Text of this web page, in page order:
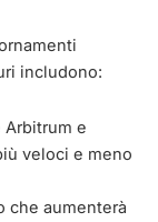
includono:
Arbitrum e
veloci e meno
che aumenterà